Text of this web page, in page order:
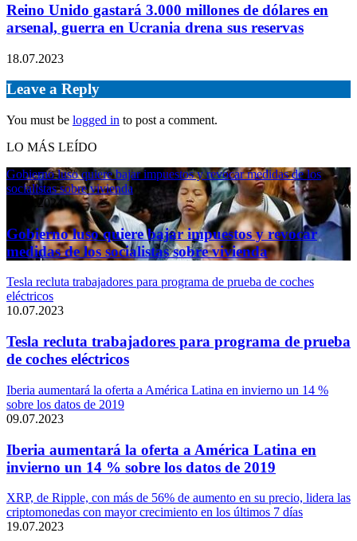
Reino Unido gastará 3.000 millones de dólares en
arsenal, guerra en Ucrania drena sus reservas
18.07.2023
Leave a Reply
You must be logged in to post a comment.
LO MÁS LEÍDO
Gobierno luso quiere bajar impuestos y revocar medidas de los
socialistas sobre vivienda
11.04.2024
Gobierno luso quiere bajar impuestos y revocar
medidas de los socialistas sobre vivienda
Tesla recluta trabajadores para programa de prueba de coches
eléctricos
10.07.2023
Tesla recluta trabajadores para programa de prueba
de coches eléctricos
Iberia aumentará la oferta a América Latina en invierno un 14 %
sobre los datos de 2019
09.07.2023
Iberia aumentará la oferta a América Latina en
invierno un 14 % sobre los datos de 2019
XRP, de Ripple, con más de 56% de aumento en su precio, lidera las
criptomonedas con mayor crecimiento en los últimos 7 días
19.07.2023